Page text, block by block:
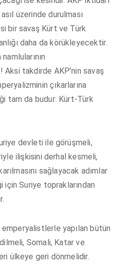
üzerinde durulması
bir savaş Kürt ve Türk
daha da körükleyecektir.
takdirde AKP’nin savaş
çıkarlarına
tam da budur: Kürt-Türk
devleti ile görüşmeli,
ilişkisini derhal kesmeli,
sağlayacak adımlar
için Suriye topraklarından
emperyalistlerle yapılan bütün
Somali, Katar ve
ülkeye geri dönmelidir.